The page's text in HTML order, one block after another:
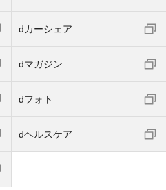
dカーシェア
dマガジン
dフォト
dヘルスケア